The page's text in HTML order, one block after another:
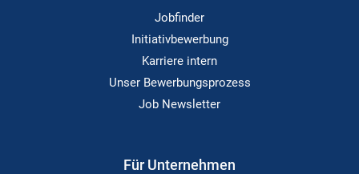
Jobfinder
Initiativbewerbung
Karriere intern
Unser Bewerbungsprozess
Job Newsletter
Für Unternehmen